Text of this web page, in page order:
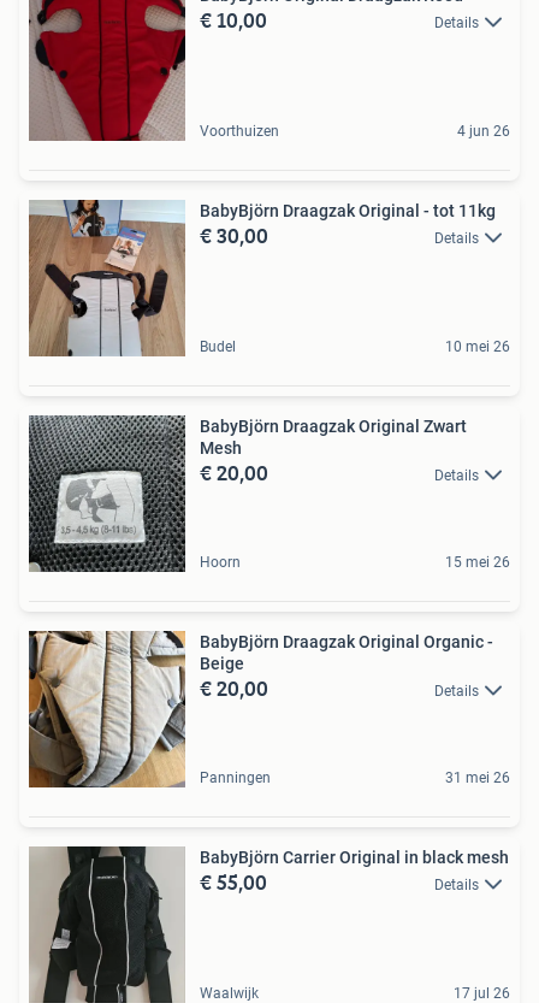
€ 10,00 Details
Voorthuizen 4 jun 26
BabyBjörn Draagzak Original - tot 11kg
€ 30,00 Details
Budel 10 mei 26
BabyBjörn Draagzak Original Zwart
Mesh
€ 20,00 Details
Hoorn 15 mei 26
BabyBjörn Draagzak Original Organic -
Beige
€ 20,00 Details
Panningen 31 mei 26
BabyBjörn Carrier Original in black mesh
€ 55,00 Details
Waalwijk 17 jul 26